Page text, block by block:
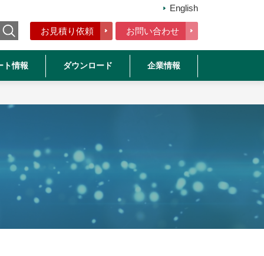
お見積り依頼 お問い合わせ
English
ト情報 ダウンロード 企業情報